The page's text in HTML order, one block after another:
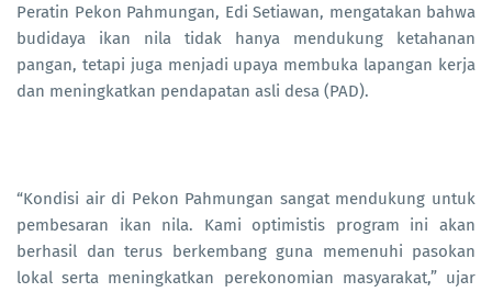
Peratin Pekon Pahmungan, Edi Setiawan, mengatakan bahwa
budidaya ikan nila tidak hanya mendukung ketahanan
pangan, tetapi juga menjadi upaya membuka lapangan kerja
dan meningkatkan pendapatan asli desa (PAD).
“Kondisi air di Pekon Pahmungan sangat mendukung untuk
pembesaran ikan nila. Kami optimistis program ini akan
berhasil dan terus berkembang guna memenuhi pasokan
lokal serta meningkatkan perekonomian masyarakat,” ujar